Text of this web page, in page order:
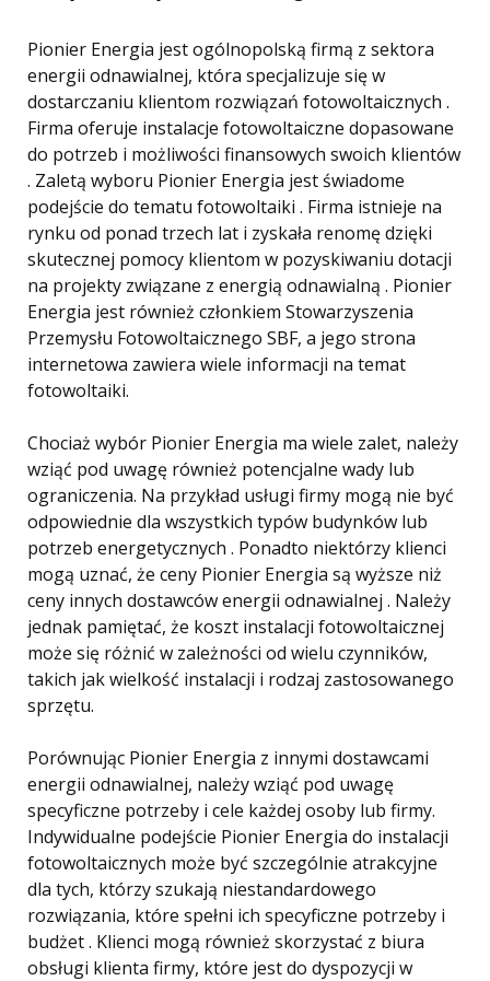
Pionier Energia jest ogólnopolską firmą z sektora
energii odnawialnej, która specjalizuje się w
dostarczaniu klientom rozwiązań fotowoltaicznych .
Firma oferuje instalacje fotowoltaiczne dopasowane
do potrzeb i możliwości finansowych swoich klientów
. Zaletą wyboru Pionier Energia jest świadome
podejście do tematu fotowoltaiki . Firma istnieje na
rynku od ponad trzech lat i zyskała renomę dzięki
skutecznej pomocy klientom w pozyskiwaniu dotacji
na projekty związane z energią odnawialną . Pionier
Energia jest również członkiem Stowarzyszenia
Przemysłu Fotowoltaicznego SBF, a jego strona
internetowa zawiera wiele informacji na temat
fotowoltaiki.
Chociaż wybór Pionier Energia ma wiele zalet, należy
wziąć pod uwagę również potencjalne wady lub
ograniczenia. Na przykład usługi firmy mogą nie być
odpowiednie dla wszystkich typów budynków lub
potrzeb energetycznych . Ponadto niektórzy klienci
mogą uznać, że ceny Pionier Energia są wyższe niż
ceny innych dostawców energii odnawialnej . Należy
jednak pamiętać, że koszt instalacji fotowoltaicznej
może się różnić w zależności od wielu czynników,
takich jak wielkość instalacji i rodzaj zastosowanego
sprzętu.
Porównując Pionier Energia z innymi dostawcami
energii odnawialnej, należy wziąć pod uwagę
specyficzne potrzeby i cele każdej osoby lub firmy.
Indywidualne podejście Pionier Energia do instalacji
fotowoltaicznych może być szczególnie atrakcyjne
dla tych, którzy szukają niestandardowego
rozwiązania, które spełni ich specyficzne potrzeby i
budżet . Klienci mogą również skorzystać z biura
obsługi klienta firmy, które jest do dyspozycji w